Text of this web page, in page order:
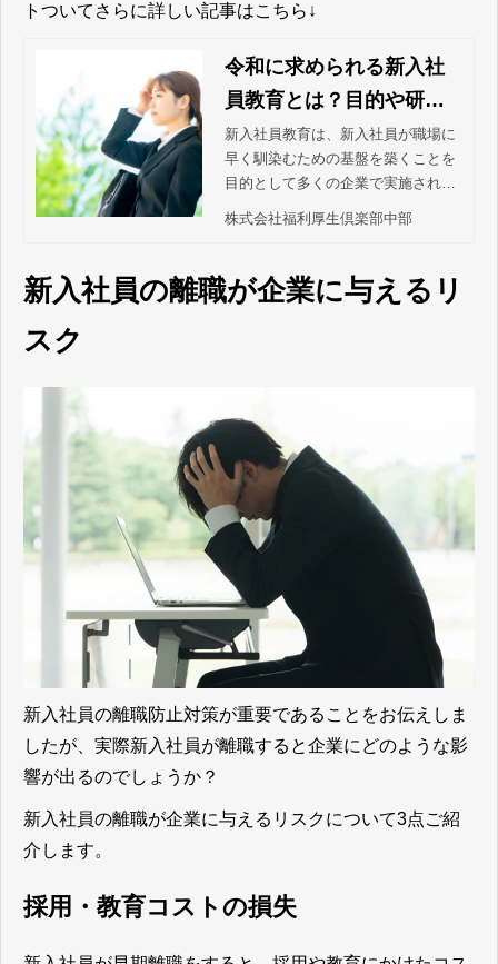
トついてさらに詳しい記事はこちら↓
令和に求められる新入社
員教育とは？目的や研修
方法、効果的に教育する
ポイントを解説！
新入社員教育は、新入社員が職場に
早く馴染むための基盤を築くことを
目的として多くの企業で実施されて
います。 本記事では、新入社員教育
て詳しく解説します。
株式会社福利厚生倶楽部中部
新入社員の離職が企業に与えるリ
スク
新入社員の離職防止対策が重要であることをお伝えしま
したが、実際新入社員が離職すると企業にどのような影
響が出るのでしょうか？
新入社員の離職が企業に与えるリスクについて3点ご紹
介します。
採用・教育コストの損失